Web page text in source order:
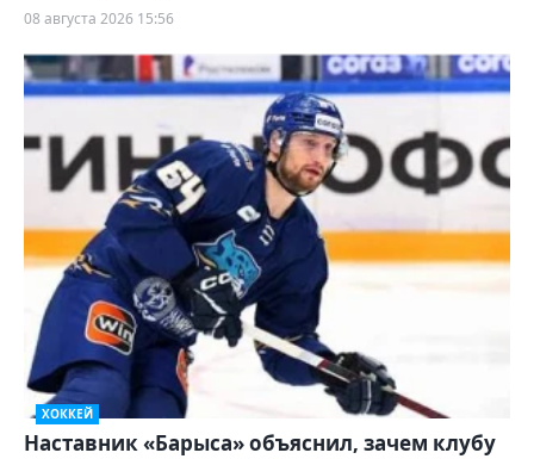
08 августа 2026 15:56
ХОККЕЙ
Наставник «Барыса» объяснил, зачем клубу